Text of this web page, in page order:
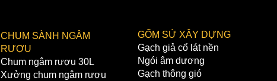
CHUM SÀNH NGÂM
RƯỢU
Chum ngâm rượu 30L
Xưởng chum ngâm rượu
GỐM SỨ XÂY DỰNG
Gạch giả cổ lát nền
Ngói âm dương
Gạch thông gió